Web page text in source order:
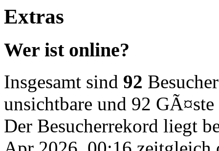
Extras
Wer ist online?
Insgesamt sind 92
unsichtbare und 92 GÃ¤ste
Der Besucherrekord liegt